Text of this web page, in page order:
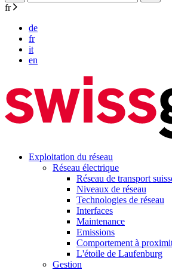
fr
de
fr
it
en
Exploitation du réseau
Réseau électrique
Réseau de transport
Niveaux de réseau
Technologies de réseau
Interfaces
Maintenance
Emissions
Comportement à
L'étoile de Laufenburg
Gestion